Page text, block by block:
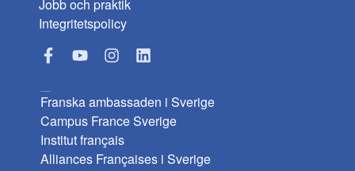
Jobb och praktik
Integritetspolicy
Franska ambassaden i Sverige
Campus France Sverige
Institut français
Alliances Françaises i Sverige